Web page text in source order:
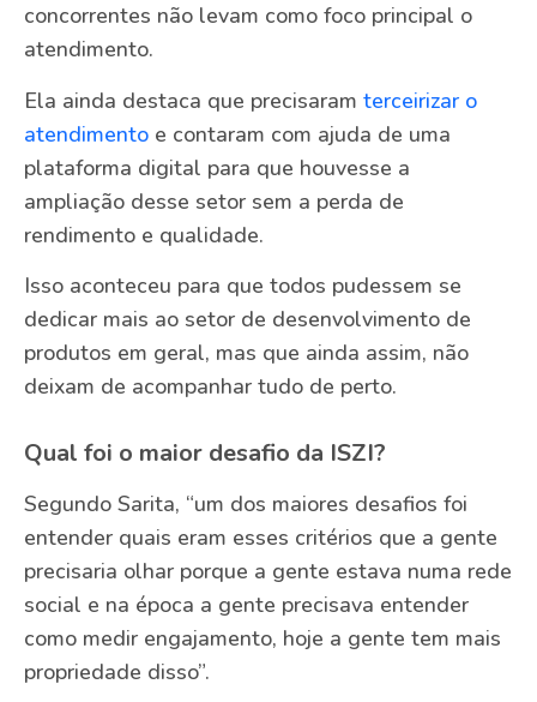
concorrentes não levam como foco principal o
atendimento.
Ela ainda destaca que precisaram terceirizar o
atendimento e contaram com ajuda de uma
plataforma digital para que houvesse a
ampliação desse setor sem a perda de
rendimento e qualidade.
Isso aconteceu para que todos pudessem se
dedicar mais ao setor de desenvolvimento de
produtos em geral, mas que ainda assim, não
deixam de acompanhar tudo de perto.
Qual foi o maior desafio da ISZI?
Segundo Sarita, “um dos maiores desafios foi
entender quais eram esses critérios que a gente
precisaria olhar porque a gente estava numa rede
social e na época a gente precisava entender
como medir engajamento, hoje a gente tem mais
propriedade disso”.